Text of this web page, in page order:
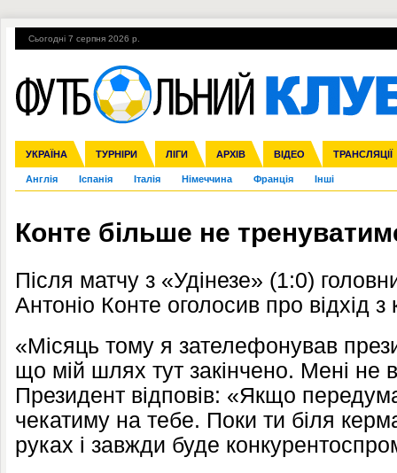
Сьогодні 7 серпня 2026 р.
УКРАЇНА ТУРНІРИ ЛІГИ АРХІВ ВІДЕО ТРАНСЛЯЦІЇ
Збірна Прем'єр-ліга Перша ліга Друга ліга Кубок України
Ліга чемпіонів Ліга Європи Міжнародні Ліга націй Ліга
Англія Іспанія Італія Німеччина Франція Інші
ЧС-2014 ЄВРО-2016 Росія Кубок конфедерацій ЧЄ-2015 (U-
Гарячі теми УПЛ, 1-й тур ВІЙНА УПЛ-ПЕРЕХОДИ
Конте більше не
Після матчу з «Удінезе» (1:0)
Антоніо Конте оголосив про відхід
«Місяць тому я зателефонував
що мій шлях тут закінчено. Мені не
Президент відповів: «Якщо
чекатиму на тебе. Поки ти біля
руках і завжди буде